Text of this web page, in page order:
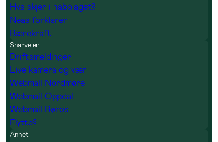
Hva skjer i nabolaget?
Neas forklarer
Bærekraft
Snarveier
Driftsmeldinger
Live kamera og vær
Webmail Nordmøre
Webmail Oppdal
Webmail Røros
Flytte?
Annet